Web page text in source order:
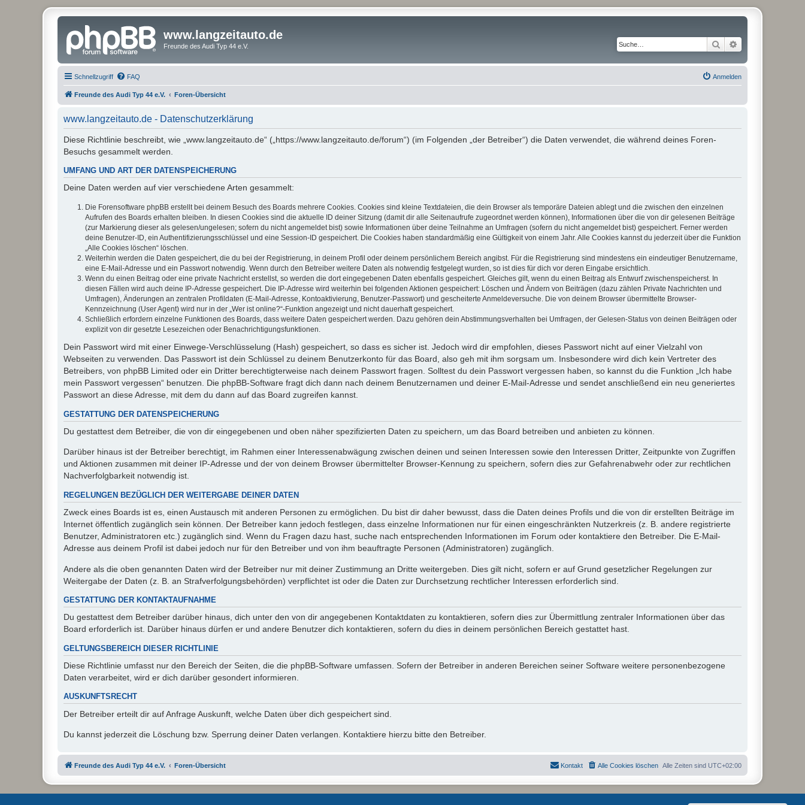
www.langzeitauto.de
Freunde des Audi Typ 44 e.V. Suche
Schnellzugriff FAQ Anmelden
Freunde des Audi Typ 44 e.V. Foren-Übersicht
www.langzeitauto.de - Datenschutzerklärung
Diese Richtlinie beschreibt, wie „www.langzeitauto.de“ („https://www.langzeitauto.de/forum“) (im Folgenden „der Betreiber“) die Daten verwendet, die während deines Foren-
Besuchs gesammelt werden.
UMFANG UND ART DER DATENSPEICHERUNG
Deine Daten werden auf vier verschiedene Arten gesammelt:
Die Forensoftware phpBB erstellt bei deinem Besuch des Boards mehrere Cookies. Cookies sind kleine Textdateien, die dein Browser als temporäre Dateien ablegt und die zwischen den einzelnen
Aufrufen des Boards erhalten bleiben. In diesen Cookies sind die aktuelle ID deiner Sitzung (damit dir alle Seitenaufrufe zugeordnet werden können), Informationen über die von dir gelesenen Beiträge
(zur Markierung dieser als gelesen/ungelesen; sofern du nicht angemeldet bist) sowie Informationen über deine Teilnahme an Umfragen (sofern du nicht angemeldet bist) gespeichert. Ferner werden
deine Benutzer-ID, ein Authentifizierungsschlüssel und eine Session-ID gespeichert. Die Cookies haben standardmäßig eine Gültigkeit von einem Jahr. Alle Cookies kannst du jederzeit über die Funktion
„Alle Cookies löschen“ löschen.
Weiterhin werden die Daten gespeichert, die du bei der Registrierung, in deinem Profil oder deinem persönlichem Bereich angibst. Für die Registrierung sind mindestens ein eindeutiger Benutzername,
eine E-Mail-Adresse und ein Passwort notwendig. Wenn durch den Betreiber weitere Daten als notwendig festgelegt wurden, so ist dies für dich vor deren Eingabe ersichtlich.
Wenn du einen Beitrag oder eine private Nachricht erstellst, so werden die dort eingegebenen Daten ebenfalls gespeichert. Gleiches gilt, wenn du einen Beitrag als Entwurf zwischenspeicherst. In
diesen Fällen wird auch deine IP-Adresse gespeichert. Die IP-Adresse wird weiterhin bei folgenden Aktionen gespeichert: Löschen und Ändern von Beiträgen (dazu zählen Private Nachrichten und
Umfragen), Änderungen an zentralen Profildaten (E-Mail-Adresse, Kontoaktivierung, Benutzer-Passwort) und gescheiterte Anmeldeversuche. Die von deinem Browser übermittelte Browser-
Kennzeichnung (User Agent) wird nur in der „Wer ist online?“-Funktion angezeigt und nicht dauerhaft gespeichert.
Schließlich erfordern einzelne Funktionen des Boards, dass weitere Daten gespeichert werden. Dazu gehören dein Abstimmungsverhalten bei Umfragen, der Gelesen-Status von deinen Beiträgen oder
explizit von dir gesetzte Lesezeichen oder Benachrichtigungsfunktionen.
Dein Passwort wird mit einer Einwege-Verschlüsselung (Hash) gespeichert, so dass es sicher ist. Jedoch wird dir empfohlen, dieses Passwort nicht auf einer Vielzahl von
Webseiten zu verwenden. Das Passwort ist dein Schlüssel zu deinem Benutzerkonto für das Board, also geh mit ihm sorgsam um. Insbesondere wird dich kein Vertreter des
Betreibers, von phpBB Limited oder ein Dritter berechtigterweise nach deinem Passwort fragen. Solltest du dein Passwort vergessen haben, so kannst du die Funktion „Ich habe
mein Passwort vergessen“ benutzen. Die phpBB-Software fragt dich dann nach deinem Benutzernamen und deiner E-Mail-Adresse und sendet anschließend ein neu generiertes
Passwort an diese Adresse, mit dem du dann auf das Board zugreifen kannst.
GESTATTUNG DER DATENSPEICHERUNG
Du gestattest dem Betreiber, die von dir eingegebenen und oben näher spezifizierten Daten zu speichern, um das Board betreiben und anbieten zu können.
Darüber hinaus ist der Betreiber berechtigt, im Rahmen einer Interessenabwägung zwischen deinen und seinen Interessen sowie den Interessen Dritter, Zeitpunkte von Zugriffen
und Aktionen zusammen mit deiner IP-Adresse und der von deinem Browser übermittelter Browser-Kennung zu speichern, sofern dies zur Gefahrenabwehr oder zur rechtlichen
Nachverfolgbarkeit notwendig ist.
REGELUNGEN BEZÜGLICH DER WEITERGABE DEINER DATEN
Zweck eines Boards ist es, einen Austausch mit anderen Personen zu ermöglichen. Du bist dir daher bewusst, dass die Daten deines Profils und die von dir erstellten Beiträge im
Internet öffentlich zugänglich sein können. Der Betreiber kann jedoch festlegen, dass einzelne Informationen nur für einen eingeschränkten Nutzerkreis (z. B. andere registrierte
Benutzer, Administratoren etc.) zugänglich sind. Wenn du Fragen dazu hast, suche nach entsprechenden Informationen im Forum oder kontaktiere den Betreiber. Die E-Mail-
Adresse aus deinem Profil ist dabei jedoch nur für den Betreiber und von ihm beauftragte Personen (Administratoren) zugänglich.
Andere als die oben genannten Daten wird der Betreiber nur mit deiner Zustimmung an Dritte weitergeben. Dies gilt nicht, sofern er auf Grund gesetzlicher Regelungen zur
Weitergabe der Daten (z. B. an Strafverfolgungsbehörden) verpflichtet ist oder die Daten zur Durchsetzung rechtlicher Interessen erforderlich sind.
GESTATTUNG DER KONTAKTAUFNAHME
Du gestattest dem Betreiber darüber hinaus, dich unter den von dir angegebenen Kontaktdaten zu kontaktieren, sofern dies zur Übermittlung zentraler Informationen über das
Board erforderlich ist. Darüber hinaus dürfen er und andere Benutzer dich kontaktieren, sofern du dies in deinem persönlichen Bereich gestattet hast.
GELTUNGSBEREICH DIESER RICHTLINIE
Diese Richtlinie umfasst nur den Bereich der Seiten, die die phpBB-Software umfassen. Sofern der Betreiber in anderen Bereichen seiner Software weitere personenbezogene
Daten verarbeitet, wird er dich darüber gesondert informieren.
AUSKUNFTSRECHT
Der Betreiber erteilt dir auf Anfrage Auskunft, welche Daten über dich gespeichert sind.
Du kannst jederzeit die Löschung bzw. Sperrung deiner Daten verlangen. Kontaktiere hierzu bitte den Betreiber.
Freunde des Audi Typ 44 e.V. Foren-Übersicht Alle Zeiten sind UTC+02:00
Alle Cookies löschen
Kontakt